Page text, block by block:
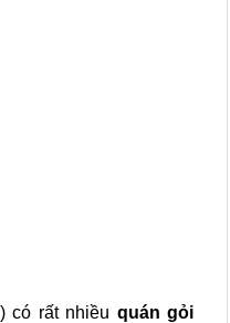
có rất nhiều quán gỏi